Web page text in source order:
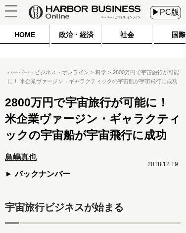
▶PC版
HOME 政治・経済 社会 国際
ハーバー・ビジネス・オンライン 科学
2800万円で宇宙旅行が可能
に！ 米企業ヴァージン・ギャラクティックの宇宙船が宇宙飛行に成功
2800万円で宇宙旅行が可能に！
米企業ヴァージン・ギャラクティ
ックの宇宙船が宇宙飛行に成功
鳥嶋真也
バックナンバー
2018.12.19
宇宙旅行ビジネスが始まる